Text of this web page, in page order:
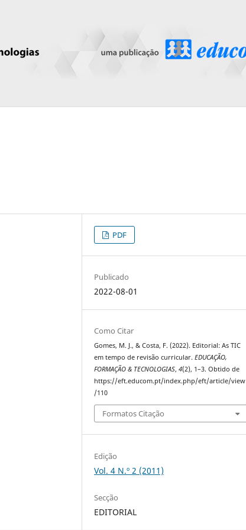
PDF
Publicado
2022-08-01
Como Citar
Gomes, M. J., & Costa, F. (2022). Editorial: As TIC
em tempo de revisão curricular.EDUCAÇÃO,
FORMAÇÃO & TECNOLOGIAS,4(2), 1–3. Obtido de
https://eft.educom.pt/index.php/eft/article/view
/110
Formatos Citação
Edição
Vol. 4 N.º 2 (2011)
Secção
EDITORIAL